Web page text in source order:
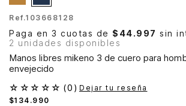
Ref.103668128
Paga en 3 cuotas de $44.997 sin
2 unidades disponibles
Manos libres mikeno 3 de cuero para
envejecido
☆ ☆ ☆ ☆ ☆ (0 ) Dejar tu reseña
$134 .990